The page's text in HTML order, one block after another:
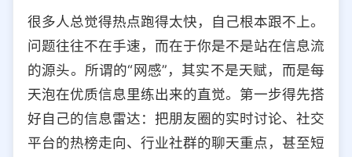
很多人总觉得热点跑得太快，自己根本跟不上。
问题往往不在手速，而在于你是不是站在信息流
的源头。所谓的“网感”，其实不是天赋，而是每
天泡在优质信息里练出来的直觉。第一步得先搭
好自己的信息雷达：把朋友圈的实时讨论、社交
平台的热榜走向、行业社群的聊天重点，甚至短